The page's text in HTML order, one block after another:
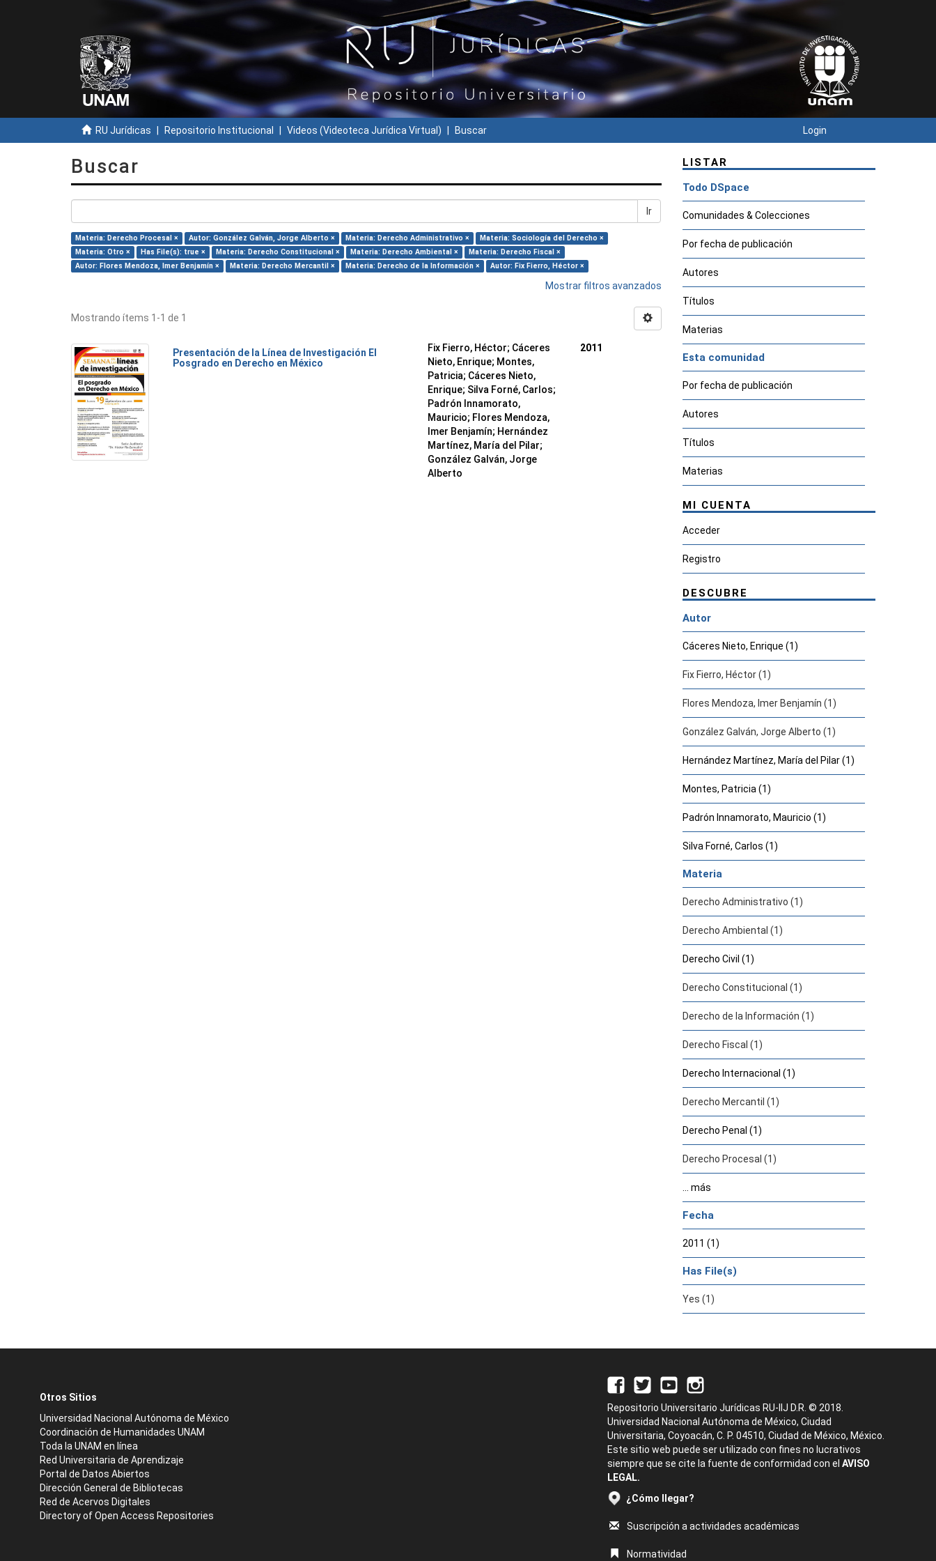
RU Jurídicas Repositorio Institucional Videos (Videoteca Jurídica Virtual) Buscar Login
Buscar
Ir
Materia: Derecho Procesal × Autor: González Galván, Jorge Alberto × Materia: Derecho Administrativo ×
Materia: Sociología del Derecho ×
Materia: Otro ×
Has File(s): true × Materia: Derecho Constitucional × Materia: Derecho Ambiental ×
Materia: Derecho Fiscal ×
Autor: Flores Mendoza, Imer Benjamín ×
Materia: Derecho Mercantil × Materia: Derecho de la Información × Autor: Fix Fierro, Héctor ×
Mostrar filtros avanzados
Mostrando ítems 1-1 de 1
Presentación de la Línea de Investigación El
Posgrado en Derecho en México
Fix Fierro, Héctor; Cáceres
Nieto, Enrique; Montes,
Patricia; Cáceres Nieto,
Enrique; Silva Forné, Carlos;
Padrón Innamorato,
Mauricio; Flores Mendoza,
Imer Benjamín; Hernández
Martínez, María del Pilar;
González Galván, Jorge
Alberto
2011
LISTAR
Todo DSpace
Comunidades & Colecciones
Por fecha de publicación
Autores
Títulos
Materias
Esta comunidad
Por fecha de publicación
Autores
Títulos
Materias
MI CUENTA
Acceder
Registro
DESCUBRE
Autor
Cáceres Nieto, Enrique (1)
Fix Fierro, Héctor (1)
Flores Mendoza, Imer Benjamín (1)
González Galván, Jorge Alberto (1)
Hernández Martínez, María del Pilar (1)
Montes, Patricia (1)
Padrón Innamorato, Mauricio (1)
Silva Forné, Carlos (1)
Materia
Derecho Administrativo (1)
Derecho Ambiental (1)
Derecho Civil (1)
Derecho Constitucional (1)
Derecho de la Información (1)
Derecho Fiscal (1)
Derecho Internacional (1)
Derecho Mercantil (1)
Derecho Penal (1)
Derecho Procesal (1)
... más
Fecha
2011 (1)
Has File(s)
Yes (1)
Otros Sitios
Universidad Nacional Autónoma de México
Coordinación de Humanidades UNAM
Toda la UNAM en línea
Red Universitaria de Aprendizaje
Portal de Datos Abiertos
Dirección General de Bibliotecas
Red de Acervos Digitales
Directory of Open Access Repositories
Repositorio Universitario Jurídicas RU-IIJ D.R. © 2018.
Universidad Nacional Autónoma de México, Ciudad
Universitaria, Coyoacán, C. P. 04510, Ciudad de México, México.
Este sitio web puede ser utilizado con fines no lucrativos
siempre que se cite la fuente de conformidad con el AVISO
LEGAL.
¿Cómo llegar?
Suscripción a actividades académicas
Normatividad